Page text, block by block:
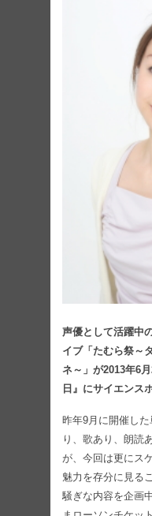
声優として活躍中
イブ「たむら祭～
ネ～」が2013年6
日』にサイエンス
昨年9月に開催し
り、歌あり、朗読
が、今回は更にス
魅力を存分に見る
騒ぎな内容を企画